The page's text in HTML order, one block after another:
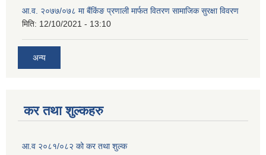
आ.व. २०७७/०७८ मा बैंकिंङ प्रणाली मार्फत वितरण सामाजिक सुरक्षा विवरण
मिति: 12/10/2021 - 13:10
अन्य
कर तथा शुल्कहरु
आ.व २०८१/०८२ को कर तथा शुल्क